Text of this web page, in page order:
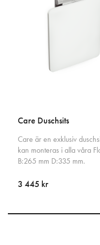
Care Duschsits
Care är en exklusiv
kan monteras i alla våra
B:265 mm D:335 mm.
3 445 kr